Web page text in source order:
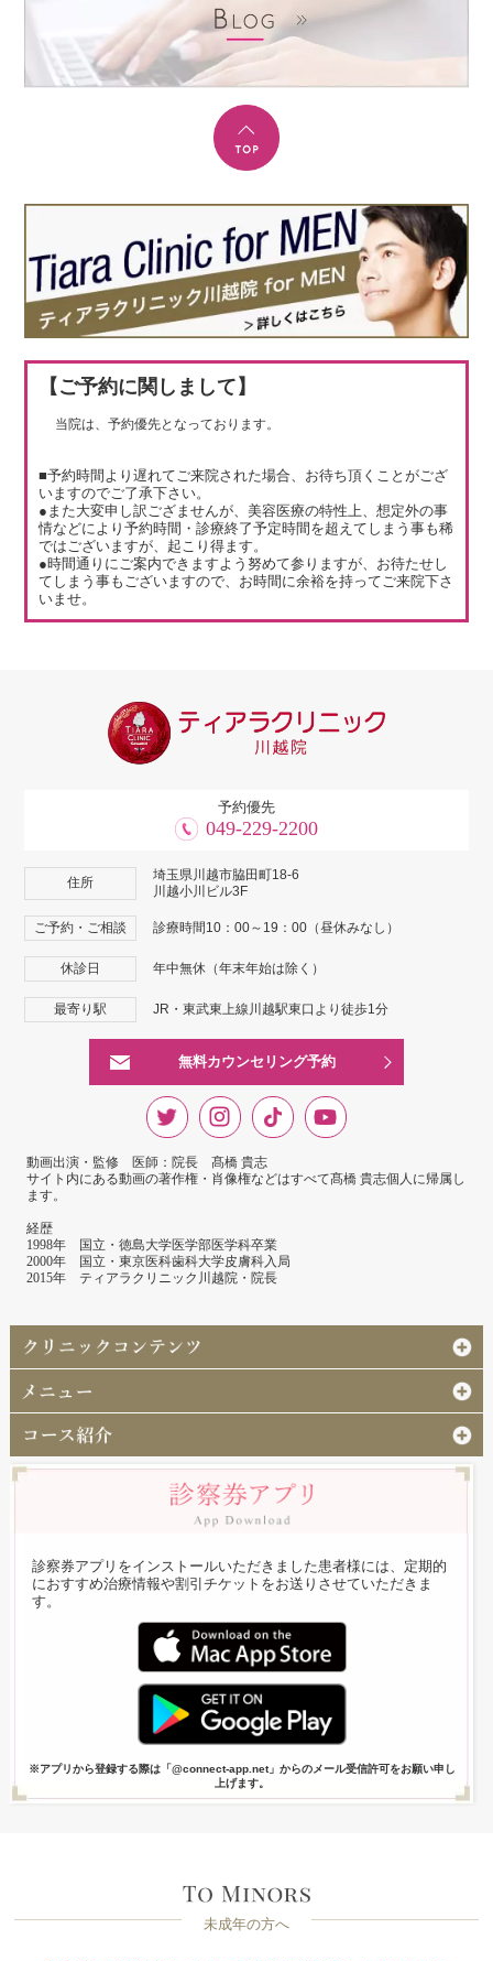
【ご予約に関しまして】
当院は、予約優先となっております。
■予約時間より遅れてご来院された場合、お待ち頂くことがござ
いますのでご了承下さい。
●また大変申し訳ござませんが、美容医療の特性上、想定外の事
情などにより予約時間・診療終了予定時間を超えてしまう事も稀
ではございますが、起こり得ます。
●時間通りにご案内できますよう努めて参りますが、お待たせし
てしまう事もございますので、お時間に余裕を持ってご来院下さ
いませ。
予約優先
049-229-2200
住所
埼玉県川越市脇田町18-6
川越小川ビル3F
ご予約・ご相談 診療時間10：00～19：00（昼休みなし）
休診日 年中無休（年末年始は除く）
最寄り駅 JR・東武東上線川越駅東口より徒歩1分
無料カウンセリング予約
動画出演・監修 医師：院長 髙橋 貴志
サイト内にある動画の著作権・肖像権などはすべて髙橋 貴志個人に帰属し
ます。
経歴
1998年 国立・徳島大学医学部医学科卒業
2000年 国立・東京医科歯科大学皮膚科入局
2015年 ティアラクリニック川越院・院長
診察券アプリをインストールいただきました患者様には、定期的
におすすめ治療情報や割引チケットをお送りさせていただきま
す。
※アプリから登録する際は「@connect-app.net」からのメール受信許可をお願い申し
上げます。
未成年の方へ